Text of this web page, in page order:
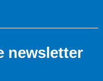
newsletter